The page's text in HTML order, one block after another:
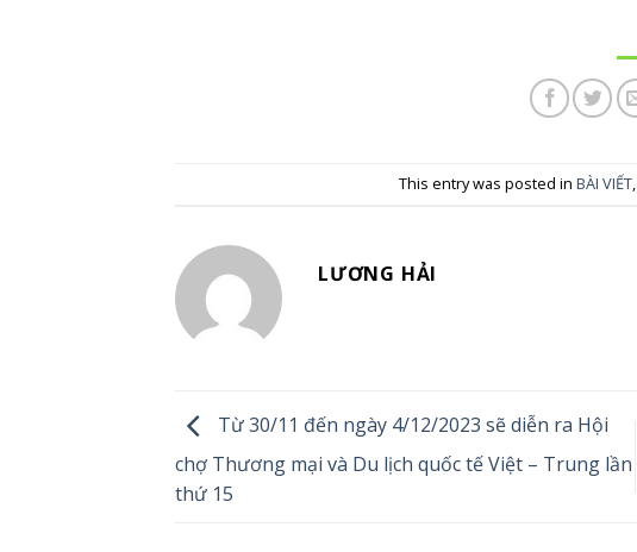
This entry was posted in BÀI VIẾT,
LƯƠNG HẢI
Từ 30/11 đến ngày 4/12/2023 sẽ diễn ra Hội
chợ Thương mại và Du lịch quốc tế Việt – Trung lần
thứ 15